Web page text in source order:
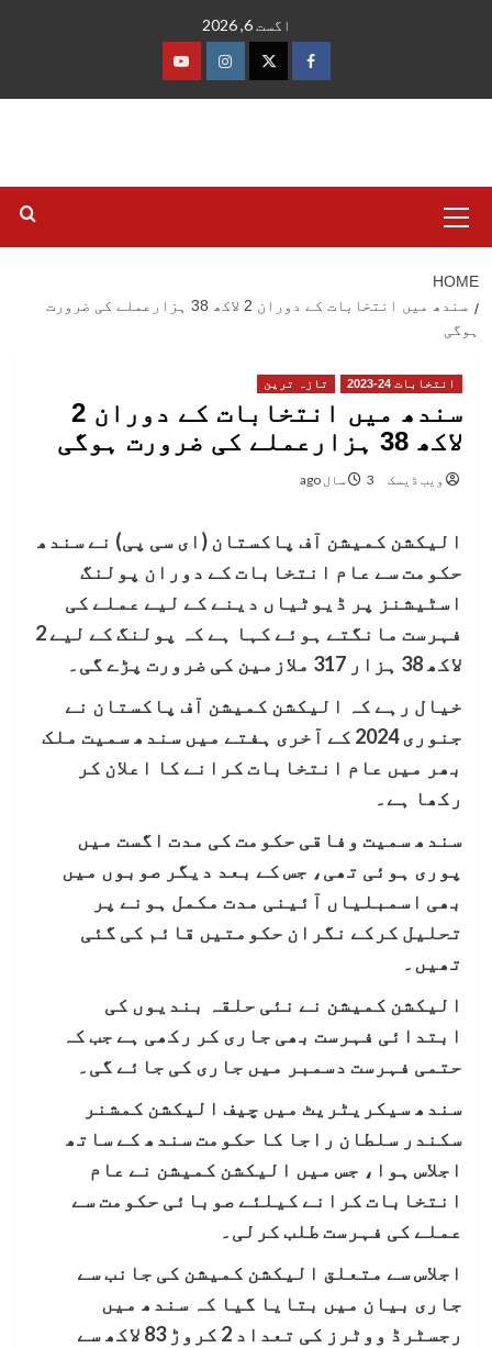
اگست 6, 2026
فیس
ٹوئٹرانسٹاگرام
یوٹیوب
Menu
HOME
سندھ میں انتخابات کے دوران 2 لاکھ 38 ہزارعملے کی ضرورت
ہوگی
انتخابات 24-2023 تازہ ترین
سندھ میں انتخابات کے دوران 2
لاکھ 38 ہزارعملے کی ضرورت ہوگی
ویب ڈیسک 3 سال ago
الیکشن کمیشن آف پاکستان (ای سی پی) نے سندھ
حکومت سے عام انتخابات کے دوران پولنگ
اسٹیشنز پر ڈیوٹیاں دینے کے لیے عملے کی
فہرست مانگتے ہوئے کہا ہے کہ پولنگ کے لیے 2
لاکھ 38 ہزار 317 ملازمین کی ضرورت پڑے گی۔
خیال رہے کہ الیکشن کمیشن آف پاکستان نے
جنوری 2024 کے آخری ہفتے میں سندھ سمیت ملک
بھر میں عام انتخابات کرانے کا اعلان کر
رکھا ہے۔
سندھ سمیت وفاقی حکومت کی مدت اگست میں
پوری ہوئی تھی، جس کے بعد دیگر صوبوں میں
بھی اسمبلیاں آئینی مدت مکمل ہونے پر
تحلیل کرکے نگران حکومتیں قائم کی گئی
تھیں۔
الیکشن کمیشن نے نئی حلقہ بندیوں کی
ابتدائی فہرست بھی جاری کر رکھی ہے جب کہ
حتمی فہرست دسمبر میں جاری کی جائے گی۔
سندھ سیکریٹریٹ میں چیف الیکشن کمشنر
سکندر سلطان راجا کا حکومت سندھ کے ساتھ
اجلاس ہوا، جس میں الیکشن کمیشن نے عام
انتخابات کرانے کیلئے صوبائی حکومت سے
عملے کی فہرست طلب کرلی۔
اجلاس سے متعلق الیکشن کمیشن کی جانب سے
جاری بیان میں بتایا گیا کہ سندھ میں
رجسٹرڈ ووٹرز کی تعداد 2 کروڑ 83 لاکھ سے